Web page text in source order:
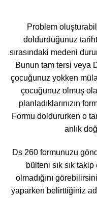
Problem
doldurduğunuz
sırasındaki medeni
Bunun tam tersi veya
çocuğunuz yokken
çocuğunuz olmuş
planladıklarınızın
Formu doldururken o
anlık
Ds 260 formunuzu
bülteni sık sık
olmadığını
yaparken belirttiğiniz